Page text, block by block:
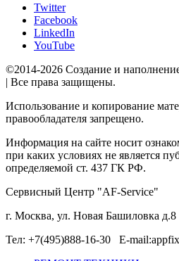
Twitter
Facebook
LinkedIn
YouTube
©2014-2026 Создание и
| Все права защищены.
Использование и копирование
правообладателя запрещено.
Информация на сайте носит
при каких условиях не является
определяемой ст. 437 ГК РФ.
Сервисный Центр "AF-Service"
г. Москва, ул. Новая Башиловка д.8
Тел: +7(495)888-16-30 E-